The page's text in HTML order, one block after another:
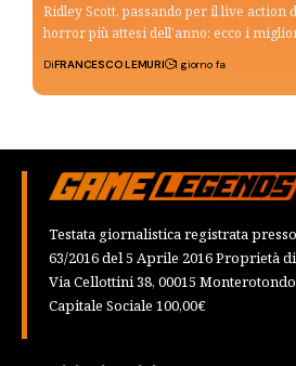
Ridley Scott, passando per il live action
horror più attesi dell’anno: ecco i
DiFRANCESCO LEMURI 1 giorno fa
Testata giornalistica registrata
63/2016 del 5 Aprile 2016 Proprietà
Via Cellottini 38, 00015
Capitale Sociale 100,00€